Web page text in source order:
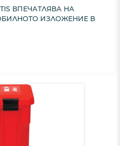
ВПЕЧАТЛЯВА НА
ИЗЛОЖЕНИЕ В